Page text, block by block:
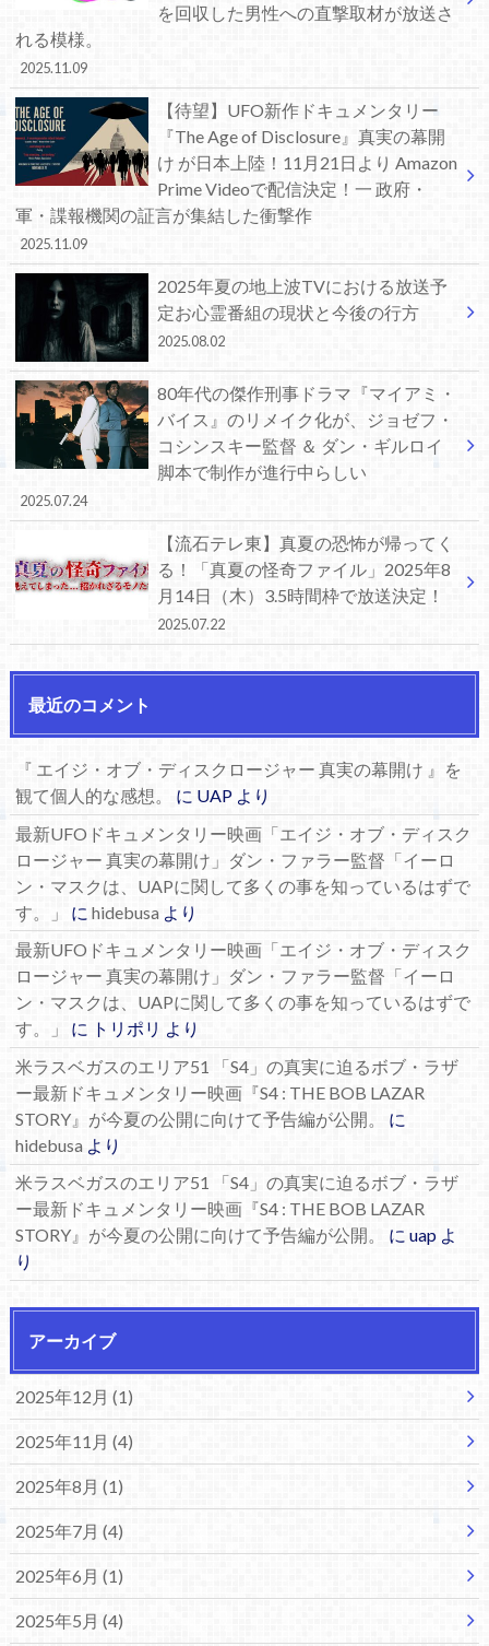
を回収した男性への直撃取材が放送さ
れる模様。
2025.11.09
【待望】UFO新作ドキュメンタリー
『The Age of Disclosure』真実の幕開
け が日本上陸！11月21日より Amazon
Prime Videoで配信決定！一 政府・
軍・諜報機関の証言が集結した衝撃作
2025.11.09
2025年夏の地上波TVにおける放送予
定お心霊番組の現状と今後の行方
2025.08.02
80年代の傑作刑事ドラマ『マイアミ・
バイス』のリメイク化が、ジョゼフ・
コシンスキー監督 ＆ ダン・ギルロイ
脚本で制作が進行中らしい
2025.07.24
【流石テレ東】真夏の恐怖が帰ってく
る！「真夏の怪奇ファイル」2025年8
月14日（木）3.5時間枠で放送決定！
2025.07.22
最近のコメント
『 エイジ・オブ・ディスクロージャー 真実の幕開け 』を
観て個人的な感想。
に UAPより
最新UFOドキュメンタリー映画「エイジ・オブ・ディスク
ロージャー 真実の幕開け」ダン・ファラー監督「イーロ
ン・マスクは、UAPに関して多くの事を知っているはずで
す。」
に hidebusaより
最新UFOドキュメンタリー映画「エイジ・オブ・ディスク
ロージャー 真実の幕開け」ダン・ファラー監督「イーロ
ン・マスクは、UAPに関して多くの事を知っているはずで
す。」
に トリポリ より
米ラスベガスのエリア51 「S4」の真実に迫るボブ・ラザ
ー最新ドキュメンタリー映画『S4 : THE BOB LAZAR
STORY』が今夏の公開に向けて予告編が公開。
に
hidebusaより
米ラスベガスのエリア51 「S4」の真実に迫るボブ・ラザ
ー最新ドキュメンタリー映画『S4 : THE BOB LAZAR
STORY』が今夏の公開に向けて予告編が公開。
に uapよ
り
アーカイブ
2025年12月 (1)
2025年11月 (4)
2025年8月 (1)
2025年7月 (4)
2025年6月 (1)
2025年5月 (4)